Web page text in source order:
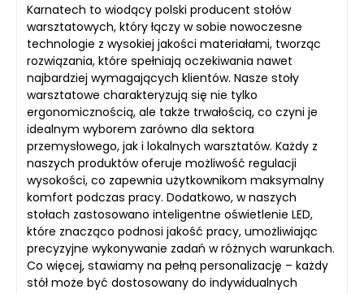
Karnatech to wiodący polski producent stołów
warsztatowych, który łączy w sobie nowoczesne
technologie z wysokiej jakości materiałami, tworząc
rozwiązania, które spełniają oczekiwania nawet
najbardziej wymagających klientów. Nasze stoły
warsztatowe charakteryzują się nie tylko
ergonomicznością, ale także trwałością, co czyni je
idealnym wyborem zarówno dla sektora
przemysłowego, jak i lokalnych warsztatów. Każdy z
naszych produktów oferuje możliwość regulacji
wysokości, co zapewnia użytkownikom maksymalny
komfort podczas pracy. Dodatkowo, w naszych
stołach zastosowano inteligentne oświetlenie LED,
które znacząco podnosi jakość pracy, umożliwiając
precyzyjne wykonywanie zadań w różnych warunkach.
Co więcej, stawiamy na pełną personalizację – każdy
stół może być dostosowany do indywidualnych